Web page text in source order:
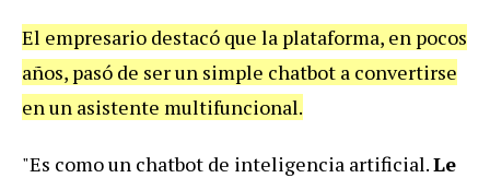
El empresario destacó que la plataforma, en pocos
años, pasó de ser un simple chatbot a convertirse
en un asistente multifuncional.
"Es como un chatbot de inteligencia artificial.Le